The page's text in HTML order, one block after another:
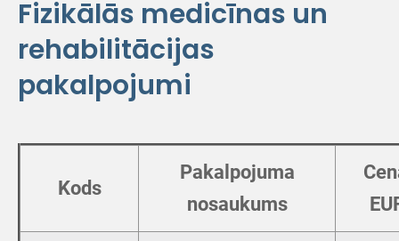
Fizikālās medicīnas un
rehabilitācijas
pakalpojumi
Kods
Pakalpojuma
nosaukums